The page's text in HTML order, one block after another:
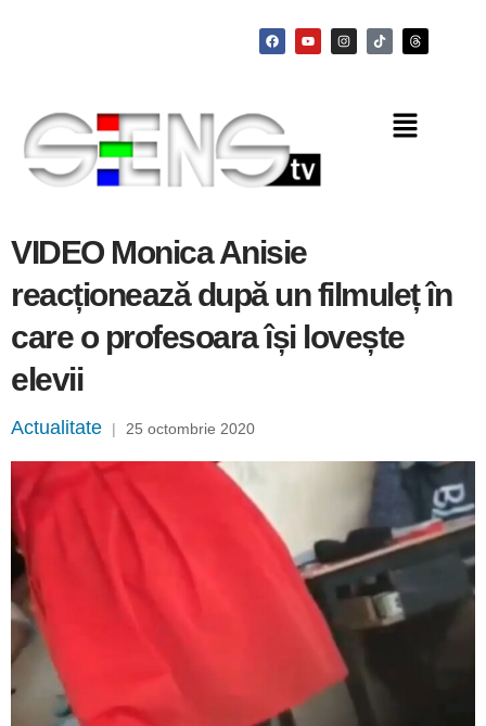
VIDEO Monica Anisie
reacționează după un filmuleț în
care o profesoara își lovește
elevii
Actualitate | 25 octombrie 2020